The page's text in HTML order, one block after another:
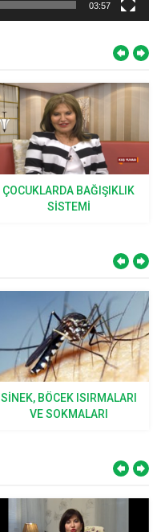
03:57
ÇOCUKLARDA BAĞIŞIKLIK
SISTEMI
SINEK, BÖCEK ISIRMALARI
VE SOKMALARI